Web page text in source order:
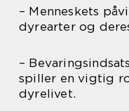
– Menneskets
dyrearter og
–
spiller en vigtig
dyrelivet.